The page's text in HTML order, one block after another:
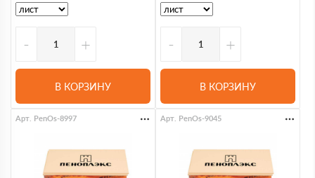
- +
В КОРЗИНУ
- +
В КОРЗИНУ
Арт. PenOs-8997 Арт. PenOs-9045